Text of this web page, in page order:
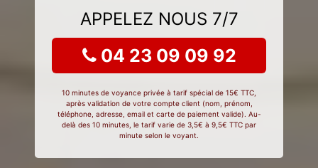
APPELEZ NOUS 7/7
04 23 09 09 92
10 minutes de voyance privée à tarif spécial de 15€ TTC,
après validation de votre compte client (nom, prénom,
téléphone, adresse, email et carte de paiement valide). Au-
delà des 10 minutes, le tarif varie de 3,5€ à 9,5€ TTC par
minute selon le voyant.